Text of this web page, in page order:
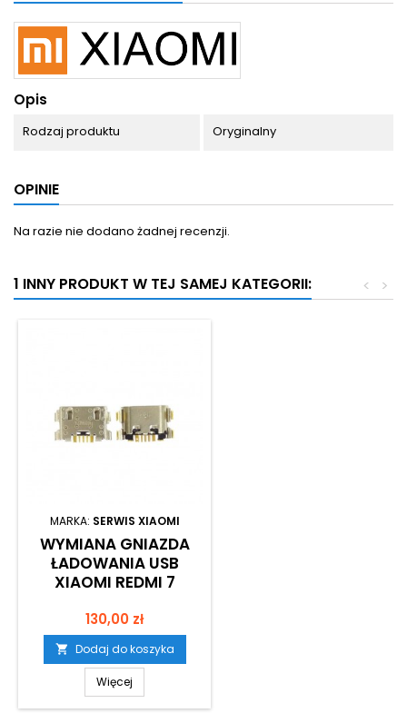
Opis
Rodzaj produktu Oryginalny
OPINIE
Na razie nie dodano żadnej recenzji.
1 INNY PRODUKT W TEJ SAMEJ KATEGORII: >
<
MARKA: SERWIS XIAOMI
WYMIANA GNIAZDA
ŁADOWANIA USB
XIAOMI REDMI 7
Cena
130,00 zł
 Dodaj do koszyka
Więcej